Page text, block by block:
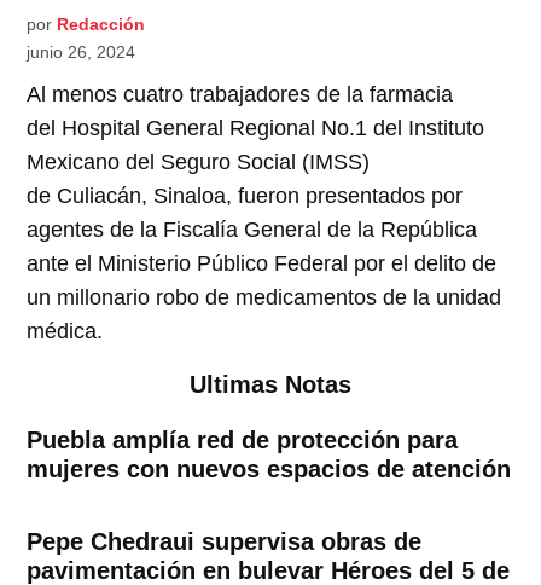
por Redacción
junio 26, 2024
Al menos cuatro trabajadores de la farmacia
del Hospital General Regional No.1 del Instituto
Mexicano del Seguro Social (IMSS)
de Culiacán, Sinaloa, fueron presentados por
agentes de la Fiscalía General de la República
ante el Ministerio Público Federal por el delito de
un millonario robo de medicamentos de la unidad
médica.
Ultimas Notas
Puebla amplía red de protección para
mujeres con nuevos espacios de atención
Pepe Chedraui supervisa obras de
pavimentación en bulevar Héroes del 5 de